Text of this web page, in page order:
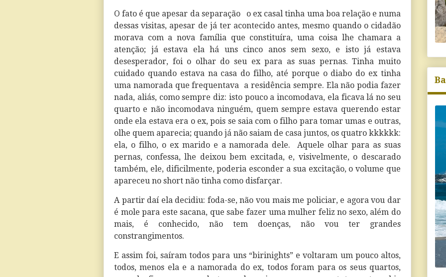
O fato é que apesar da separação
o ex casal tinha uma boa relação e numa
dessas visitas, apesar de já ter acontecido antes, mesmo quando o cidadão
morava com a nova família que constituíra, uma coisa lhe chamara a
atenção; já estava ela há uns cinco anos sem sexo, e isto já estava
desesperador, foi o olhar do seu ex para as suas pernas. Tinha muito
cuidado quando estava na casa do filho, até porque o diabo do ex tinha
uma namorada que frequentava a residência sempre. Ela não podia fazer
nada, aliás, como sempre diz: isto pouco a incomodava, ela ficava lá no seu
quarto e não incomodava ninguém, quem sempre estava querendo estar
onde ela estava era o ex, pois se saia com o filho para tomar umas e outras,
olhe quem aparecia; quando já não saiam de casa juntos, os quatro kkkkkk:
ela, o filho, o ex marido e a namorada dele.
Aquele olhar para as suas
pernas, confessa, lhe deixou bem excitada, e, visivelmente, o descarado
também, ele, dificilmente, poderia esconder a sua excitação, o volume que
apareceu no short não tinha como disfarçar.
A partir daí ela decidiu: foda-se, não vou mais me policiar, e agora vou dar
é mole para este sacana, que sabe fazer uma mulher feliz no sexo, além do
mais, é conhecido, não tem doenças, não vou ter grandes
constrangimentos.
E assim foi, saíram todos para uns “birinights” e voltaram um pouco altos,
todos, menos ela e a namorada do ex, todos foram para os seus quartos,